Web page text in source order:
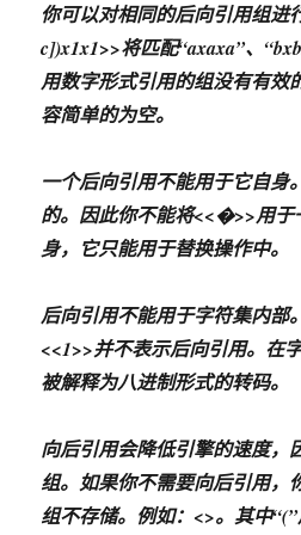
你可以对相同的后向引用组进
c])x1x1>>将匹配“axaxa”、
用数字形式引用的组没有有效
容简单的为空。
一个后向引用不能用于它自身
的。因此你不能将<<�>>用于
身，它只能用于替换操作中。
后向引用不能用于字符集内部
<<1>>并不表示后向引用。在
被解释为八进制形式的转码。
向后引用会降低引擎的速度，
组。如果你不需要向后引用，
组不存储。例如：<>。其中